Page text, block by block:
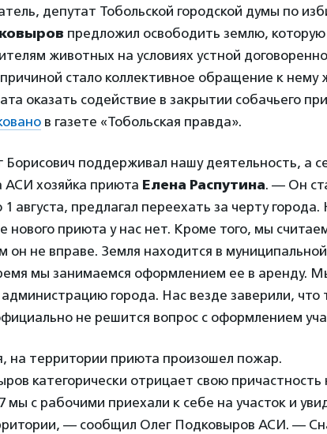
депутат Тобольской городской думы по
предложил освободить землю,
животных на условиях устной
стало коллективное обращение к нему
оказать содействие в закрытии собачьего
в газете «Тобольская правда».
Борисович поддерживал нашу деятельность, а
АСИ хозяйка приюта Елена Распутина. — Он
августа, предлагал переехать за черту города.
нового приюта у нас нет. Кроме того, мы
он не вправе. Земля находится в
мы занимаемся оформлением ее в аренду.
администрацию города. Нас везде заверили, что
не решится вопрос с оформлением
на территории приюта произошел пожар.
категорически отрицает свою
мы с рабочими приехали к себе на участок и
— сообщил Олег Подковыров АСИ. —